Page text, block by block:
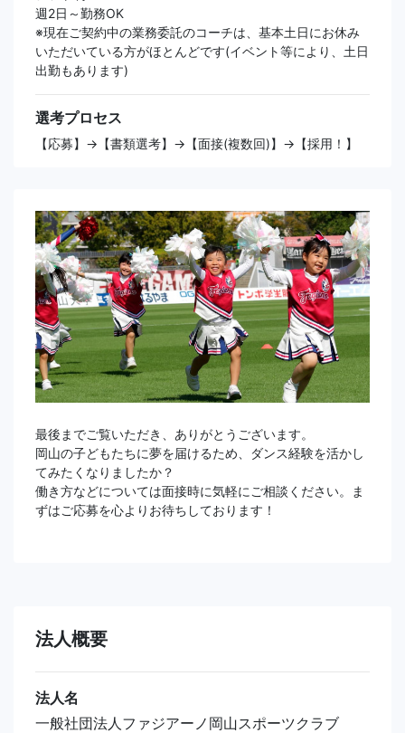
週2日～勤務OK
※現在ご契約中の業務委託のコーチは、基本土日にお休み
いただいている方がほとんどです(イベント等により、土日
出勤もあります)
選考プロセス
【応募】→【書類選考】→【面接(複数回)】→【採用！】
最後までご覧いただき、ありがとうございます。
岡山の子どもたちに夢を届けるため、ダンス経験を活かし
てみたくなりましたか？
働き方などについては面接時に気軽にご相談ください。ま
ずはご応募を心よりお待ちしております！
法人概要
法人名
一般社団法人ファジアーノ岡山スポーツクラブ